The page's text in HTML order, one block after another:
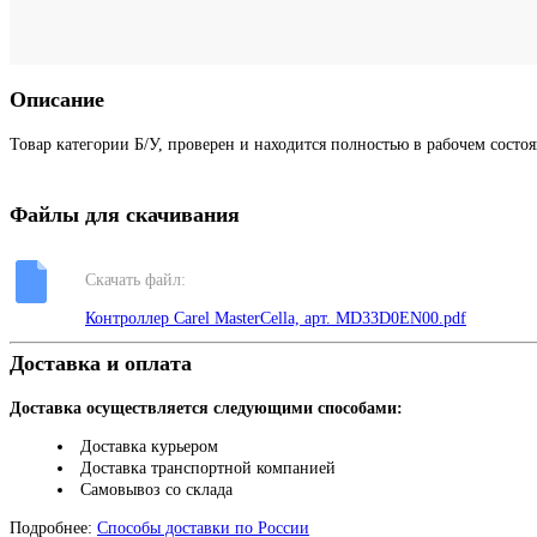
Описание
Товар категории Б/У, проверен и находится полностью в рабочем
Файлы для скачивания
Скачать файл:
Контроллер Carel MasterCella, арт. MD33D0EN00.pdf
Доставка и оплата
Доставка осуществляется следующими способами:
Доставка курьером
Доставка транспортной компанией
Самовывоз со склада
Подробнее: Способы доставки по России